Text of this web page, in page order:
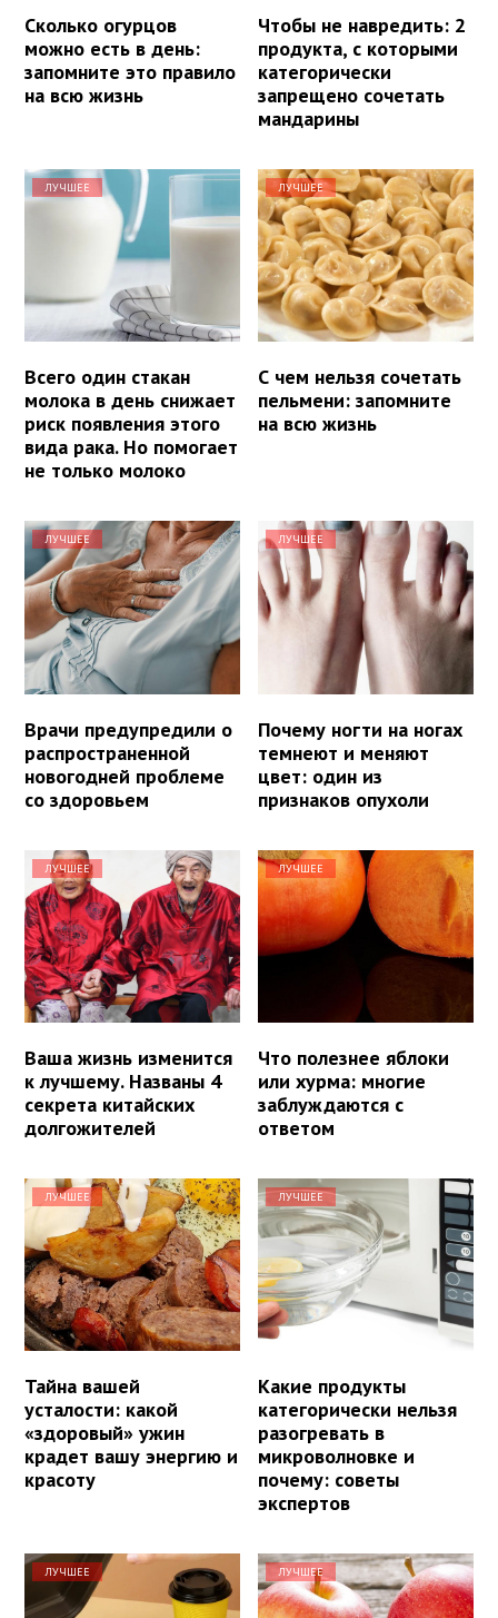
Сколько огурцов
можно есть в день:
запомните это правило
на всю жизнь
Чтобы не навредить: 2
продукта, с которыми
категорически
запрещено сочетать
мандарины
ЛУЧШЕЕ
Всего один стакан
молока в день снижает
риск появления этого
вида рака. Но помогает
не только молоко
ЛУЧШЕЕ
С чем нельзя сочетать
пельмени: запомните
на всю жизнь
ЛУЧШЕЕ
Врачи предупредили о
распространенной
новогодней проблеме
со здоровьем
ЛУЧШЕЕ
Почему ногти на ногах
темнеют и меняют
цвет: один из
признаков опухоли
ЛУЧШЕЕ
Ваша жизнь изменится
к лучшему. Названы 4
секрета китайских
долгожителей
ЛУЧШЕЕ
Что полезнее яблоки
или хурма: многие
заблуждаются с
ответом
ЛУЧШЕЕ
Тайна вашей
усталости: какой
«здоровый» ужин
крадет вашу энергию и
красоту
ЛУЧШЕЕ
Какие продукты
категорически нельзя
разогревать в
микроволновке и
почему: советы
экспертов
ЛУЧШЕЕ ЛУЧШЕЕ